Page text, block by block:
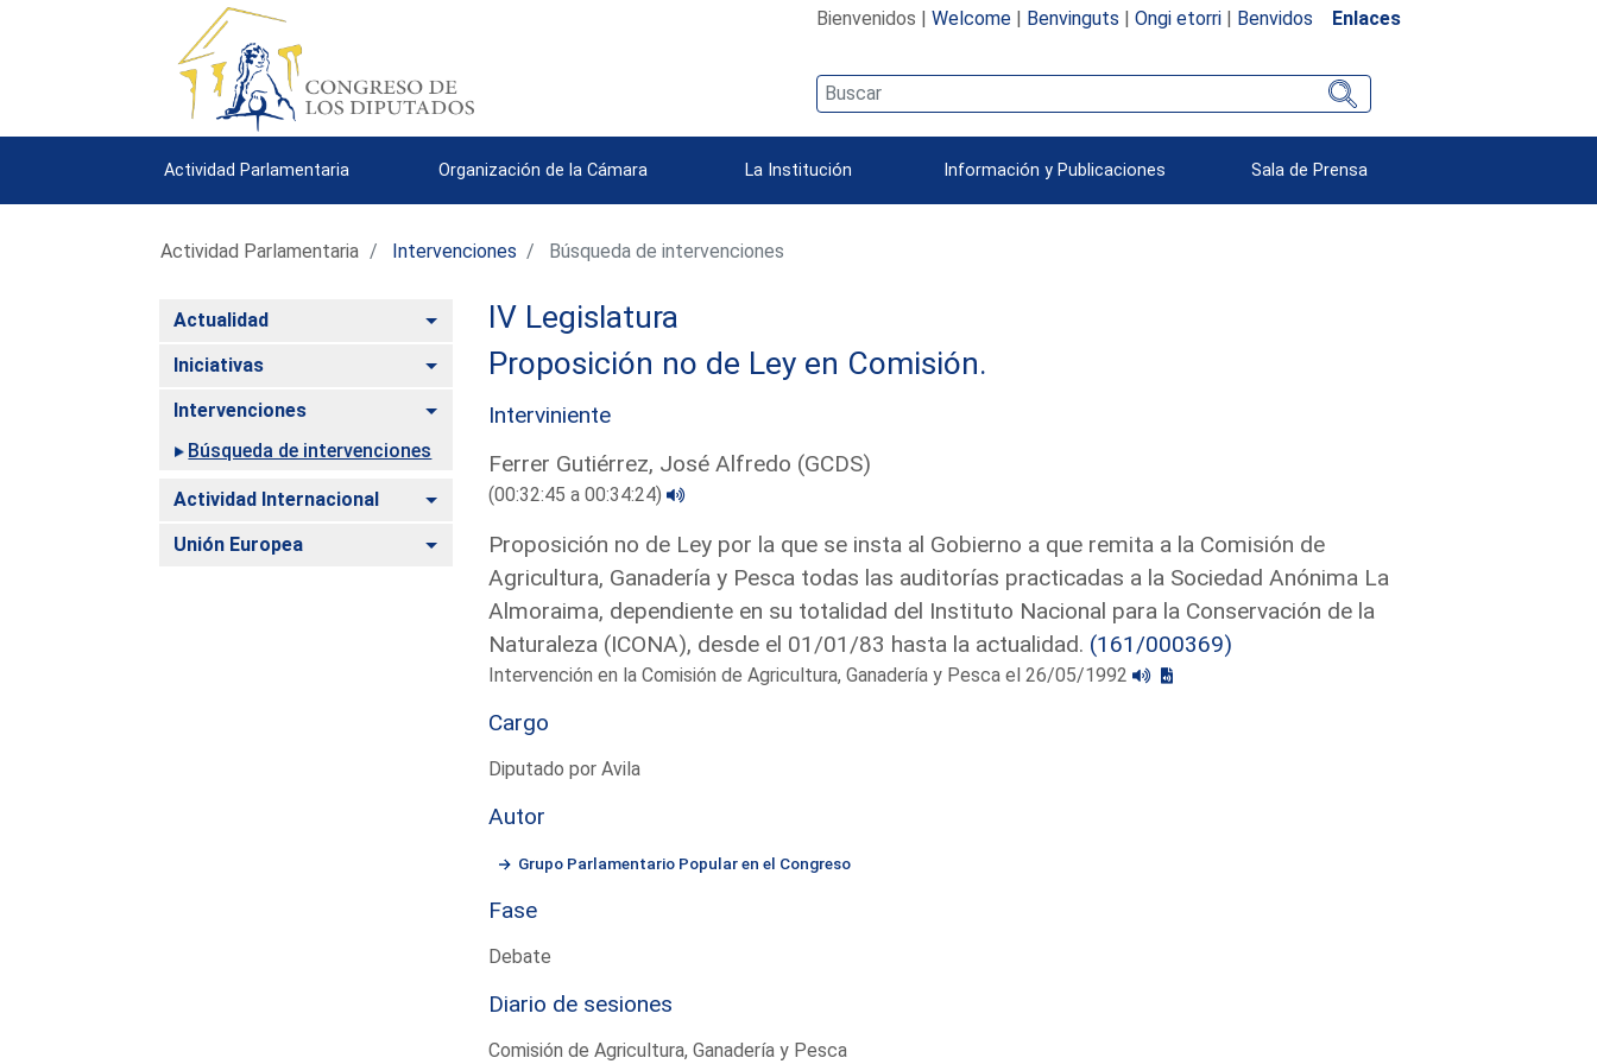
Bienvenidos | Welcome| Benvinguts | Ongi etorri| Benvidos Enlaces
Actividad Parlamentaria Organización de la Cámara La Institución Información y Publicaciones Sala de Prensa
Actividad Parlamentaria Intervenciones Búsqueda de intervenciones
Actualidad Alternar
Iniciativas Alternar
Intervenciones
Alternar
Búsqueda de intervenciones
Actividad Internacional Alternar
Unión Europea Alternar
IV Legislatura
Proposición no de Ley en Comisión.
Interviniente
Ferrer Gutiérrez, José Alfredo (GCDS)
(00:32:45 a 00:34:24)
Proposición no de Ley por la que se insta al Gobierno a que remita a la Comisión de
Agricultura, Ganadería y Pesca todas las auditorías practicadas a la Sociedad Anónima La
Almoraima, dependiente en su totalidad del Instituto Nacional para la Conservación de la
Naturaleza (ICONA), desde el 01/01/83 hasta la actualidad. (161/000369)
Intervención en la Comisión de Agricultura, Ganadería y Pesca el 26/05/1992
Cargo
Diputado por Avila
Autor
Grupo Parlamentario Popular en el Congreso
Fase
Debate
Diario de sesiones
Comisión de Agricultura, Ganadería y Pesca